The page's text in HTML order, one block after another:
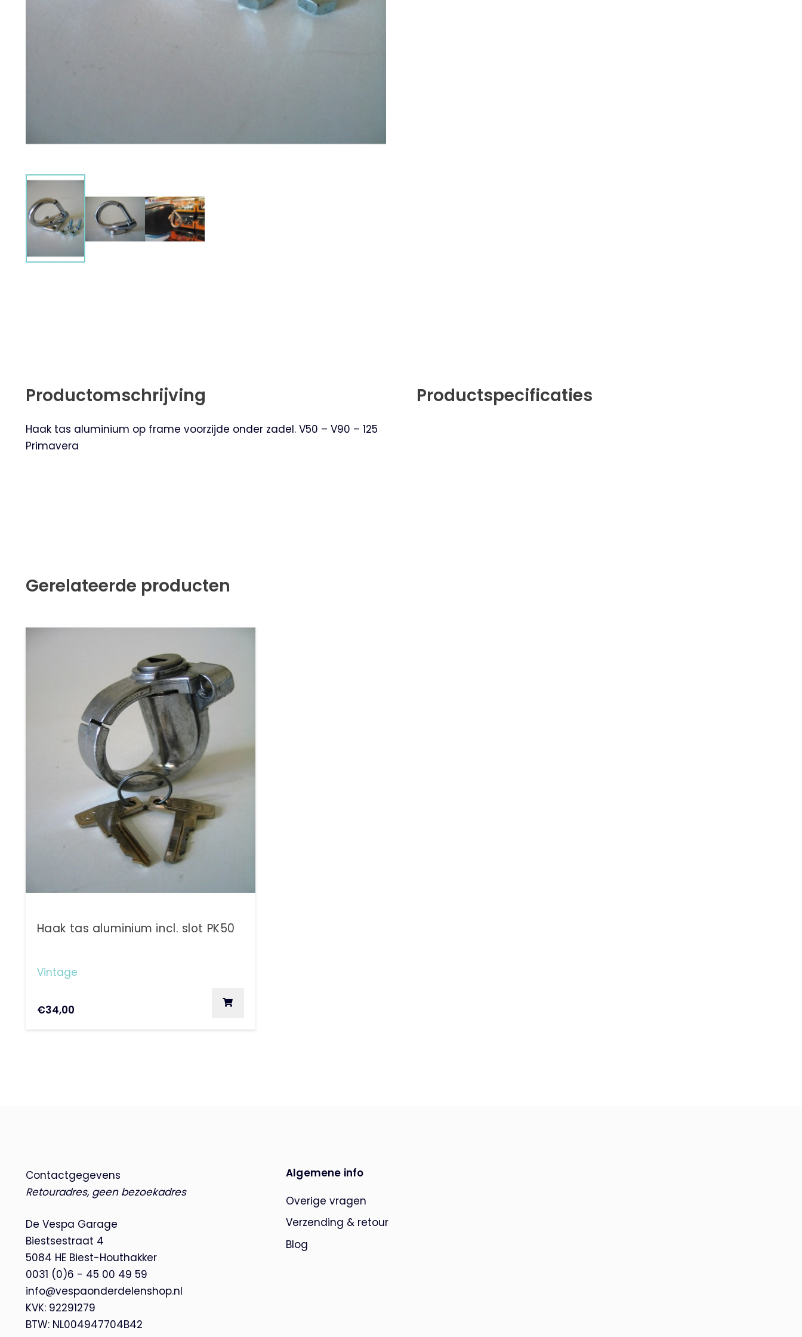
Productomschrijving
Haak tas aluminium op frame voorzijde onder zadel. V50 – V90 – 125
Primavera
Productspecificaties
Gerelateerde producten
Haak tas aluminium incl. slot PK50
Vintage
€34,00
Contactgegevens
Retouradres, geen bezoekadres
De Vespa Garage
Biestsestraat 4
5084 HE Biest-Houthakker
0031 (0)6 - 45 00 49 59
info@vespaonderdelenshop.nl
KVK: 92291279
BTW: NL004947704B42
Algemene info
Overige vragen
Verzending & retour
Blog